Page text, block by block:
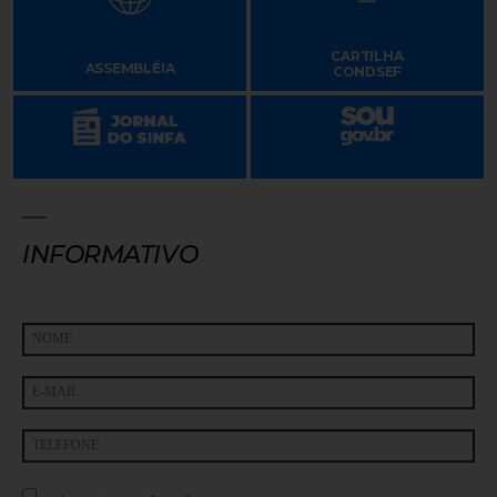
ASSEMBLÉIA
CARTILHA
CONDSEF
INFORMATIVO